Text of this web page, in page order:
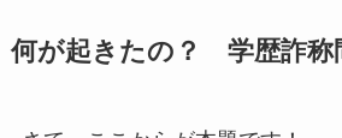
何が起きたの？ 学歴詐称